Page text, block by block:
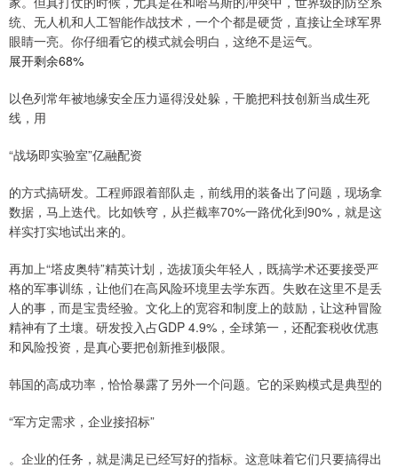
统、无人机和人工智能作战技术，一个个都是硬货，直接让全球军界
眼睛一亮。你仔细看它的模式就会明白，这绝不是运气。
展开剩余68%
以色列常年被地缘安全压力逼得没处躲，干脆把科技创新当成生死
线，用
“战场即实验室”亿融配资
的方式搞研发。工程师跟着部队走，前线用的装备出了问题，现场拿
数据，马上迭代。比如铁穹，从拦截率70%一路优化到90%，就是这
样实打实地试出来的。
再加上“塔皮奥特”精英计划，选拔顶尖年轻人，既搞学术还要接受严
格的军事训练，让他们在高风险环境里去学东西。失败在这里不是丢
人的事，而是宝贵经验。文化上的宽容和制度上的鼓励，让这种冒险
精神有了土壤。研发投入占GDP 4.9%，全球第一，还配套税收优惠
和风险投资，是真心要把创新推到极限。
韩国的高成功率，恰恰暴露了另外一个问题。它的采购模式是典型的
“军方定需求，企业接招标”
。企业的任务，就是满足已经写好的指标。这意味着它们只要搞得出